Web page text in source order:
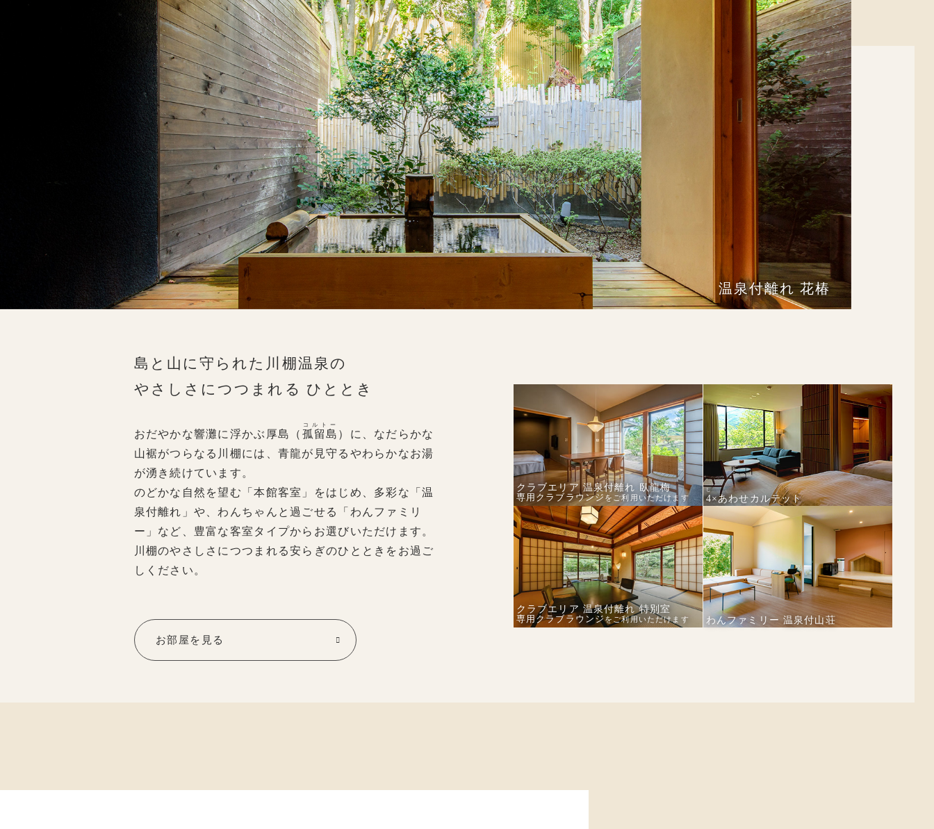
温泉付離れ花椿
島と山に守られた川棚温泉の
やさしさにつつまれる ひととき
おだやかな響灘に浮かぶ厚島（ 孤留島
コルトー
）に、なだらかな
山裾がつらなる川棚には、青龍が見守るやわらかなお湯
が湧き続けています。
のどかな自然を望む「本館客室」をはじめ、多彩な「温
泉付離れ」や、わんちゃんと過ごせる「わんファミリ
ー」など、豊富な客室タイプからお選びいただけます。
川棚のやさしさにつつまれる安らぎのひとときをお過ご
しください。
お部屋を見る
クラブエリア温泉付離れ 臥龍梅
専用クラブラウンジ を ご利用いただけます 4
し
×あわせカルテット
クラブエリア 温泉付離れ 特別室
専用クラブラウンジを ご利用いただけます わんファミリー 温泉付山荘